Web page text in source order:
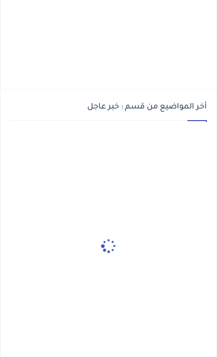
أخر المواضيع من قسم : خبر عاجل